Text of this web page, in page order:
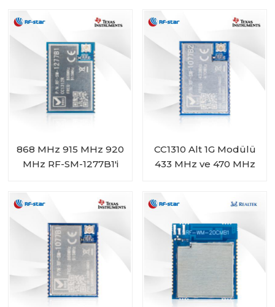
868 MHz 915 MHz 920
MHz RF-SM-1277B1'i
CC1310 Alt 1G Modülü
433 MHz ve 470 MHz